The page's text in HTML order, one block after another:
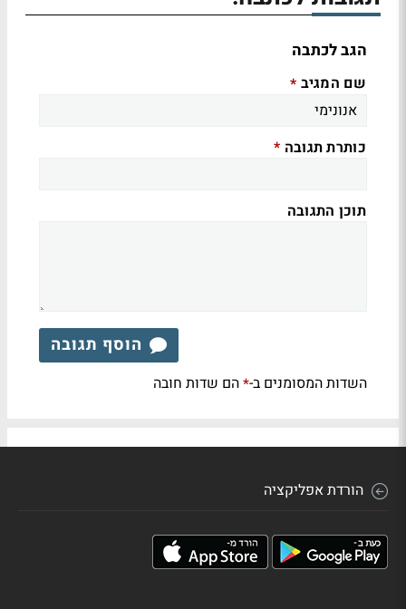
הגב לכתבה
שם המגיב *
כותרת תגובה *
תוכן התגובה
הוסף תגובה
השדות המסומנים ב-*הם שדות חובה
הורדת אפליקציה